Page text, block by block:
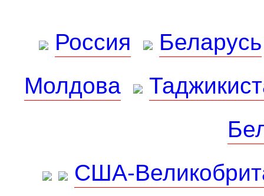
Россия
Беларусь
Молдова
США-